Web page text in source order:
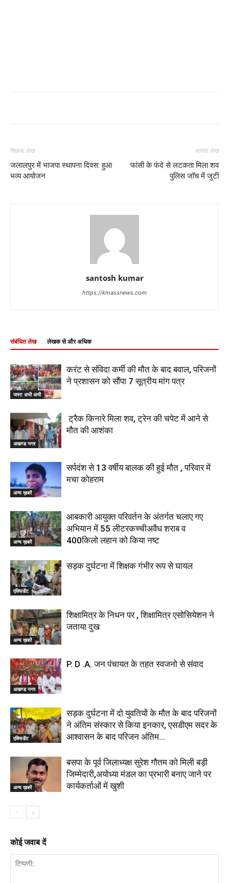
पिछला लेख
जलालपुर में भाजपा स्थापना दिवस: हुआ
भव्य आयोजन
अगला लेख
फांसी के फंदे से लटकता मिला शव
पुलिस जॉच में जुटी
santosh kumar
https://kmassnews.com
संबंधित लेख लेखक से और अधिक
जस्ट अभी अभी
करंट से संविदा कर्मी की मौत के बाद बवाल, परिजनों
ने प्रशासन को सौंपा 7 सूत्रीय मांग पत्र
अखण्ड नगर
ट्रैक किनारे मिला शव, ट्रेन की चपेट में आने से
मौत की आशंका
अन्य ख़बरें
सर्पदंश से 13 वर्षीय बालक की हुई मौत , परिवार में
मचा कोहराम
अन्य ख़बरें
आबकारी आयुक्त परिवर्तन के अंतर्गत चलाए गए
अभियान में 55 लीटरकच्चीअवैध शराब व
400किलो लहान को किया नष्ट
एक्सिडेंट
सड़क दुर्घटना में शिक्षक गंभीर रूप से घायल
अन्य ख़बरें
शिक्षामित्र के निधन पर , शिक्षामित्र एसोसियेशन ने
जताया दुख
अखण्ड नगर
P. D .A. जन पंचायत के तहत स्वजनो से संवाद
एक्सिडेंट
सड़क दुर्घटना में दो युवतियों के मौत के बाद परिजनों
ने अंतिम संस्कार से किया इनकार, एसडीएम सदर के
आश्वासन के बाद परिजन अंतिम...
अन्य ख़बरें
बसपा के पूर्व जिलाध्यक्ष सुरेश गौतम को मिली बड़ी
जिम्मेदारी,अयोध्या मंडल का प्रभारी बनाए जाने पर
कार्यकर्ताओं में खुशी
कोई जवाब दें